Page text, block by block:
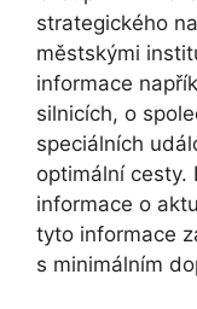
strategického
městskými
informace
silnicích, o
speciálních
optimální cesty.
informace o
tyto informace
s minimálním